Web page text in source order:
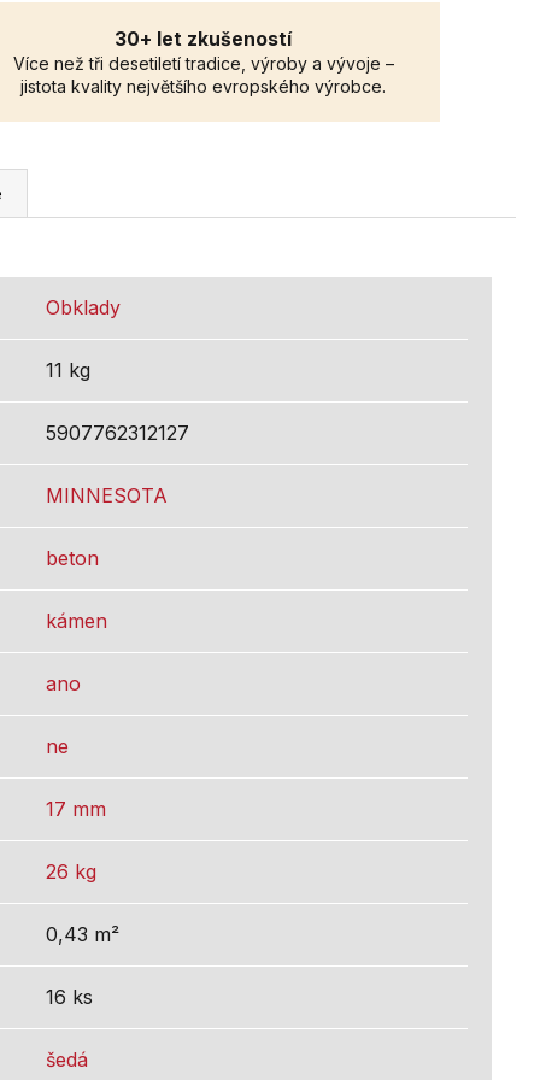
30+ let zkušeností
Více než tři desetiletí tradice, výroby a vývoje –
jistota kvality největšího evropského výrobce.
Obklady
11 kg
5907762312127
MINNESOTA
beton
kámen
ano
ne
17 mm
26 kg
0,43 m²
16 ks
šedá